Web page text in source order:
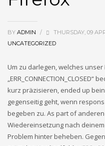
adobe generative ai 1
bitstarz
blog
Casino
CH
Concert
convention
FinTech
Forex News
Monthly Vigil
my_texts
BY ADMIN / THURSDAY, 09
UNCATEGORIZED
Um zu darlegen, welches unser
kurz präzisieren, ended up
gegenseitig geht, wenn
begeben zu. As part of
Wiedereinsetzung nach
Problem hinter beheben.